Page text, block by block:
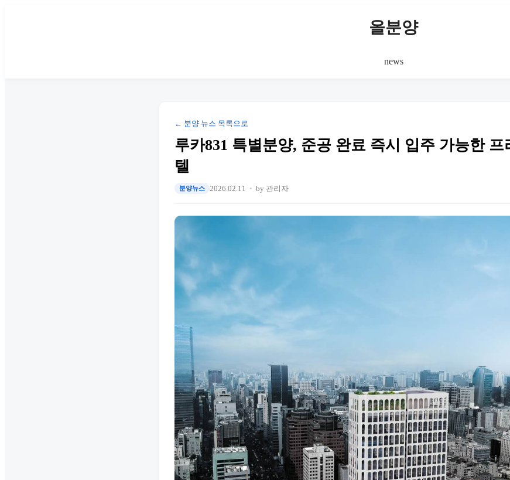
올분양
news
← 분양 뉴스 목록으로
루카831 특별분양, 준공 완료 즉시 입주 가능한
텔
분양뉴스 2026.02.11 by 관리자